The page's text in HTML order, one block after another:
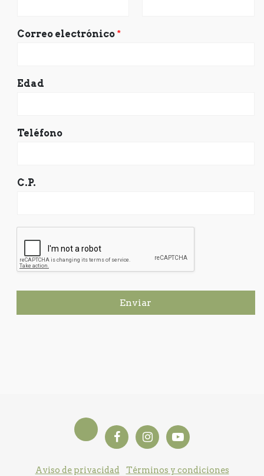
Correo electrónico *
Edad
Teléfono
C.P.
Enviar
Aviso de privacidad Términos y condiciones